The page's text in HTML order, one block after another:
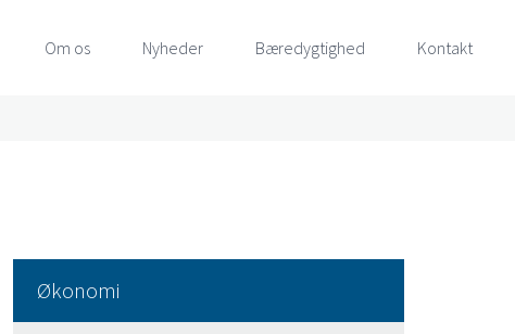
Om os Nyheder Bæredygtighed Kontakt
Økonomi